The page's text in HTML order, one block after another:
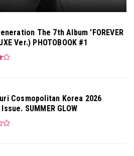
The 7th Album 'FOREVER
Ver.) PHOTOBOOK #1
Cosmopolitan Korea 2026
SUMMER GLOW